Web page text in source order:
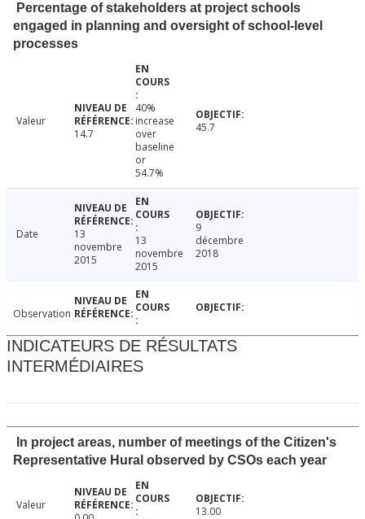
Percentage of stakeholders at project schools
engaged in planning and oversight of school-level
processes
Valeur
14.7
40%
increase
over
baseline
or
54.7%
45.7
Date
13
novembre
2015
13
novembre
2015
9
décembre
2018
Observation
INDICATEURS DE RÉSULTATS
INTERMÉDIAIRES
In project areas, number of meetings of the Citizen's
Representative Hural observed by CSOs each year
Valeur
13.00